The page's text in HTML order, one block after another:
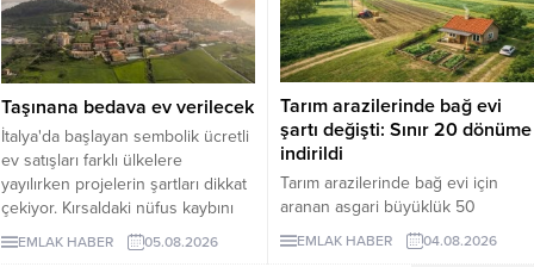
birlikte konut ve diğer taşınmaz
alım satımlarında ödeme
işlemlerinin daha güvenli bir
hedefleniyor.
Lüks villaların aylık kira tutarları 10
milyon liraya kadar yükseldi.
Sektör...
Taşınana bedava ev verilecek
İtalya'da başlayan sembolik ücretli
ev satışları farklı ülkelere
yayılırken projelerin şartları dikkat
çekiyor. Kırsaldaki nüfus kaybını
önlemeyi amaçlayan
uygulamalarda evler ücretsiz veya
EMLAK HABER 05.08.2026
Tarım arazilerinde bağ evi
şartı değişti: Sınır 20 dönüme
indirildi
Tarım arazilerinde bağ evi için
aranan asgari büyüklük 50
dönümden 20 dönüme indirildi.
Düzenleme, izinsiz bungalovları
EMLAK HABER 04.08.2026